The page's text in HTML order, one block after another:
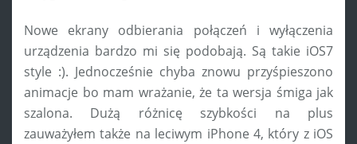
Nowe ekrany odbierania połączeń i wyłączenia
urządzenia bardzo mi się podobają. Są takie iOS7
style :). Jednocześnie chyba znowu przyśpieszono
animacje bo mam wrażanie, że ta wersja śmiga jak
szalona. Dużą różnicę szybkości na plus
zauważyłem także na leciwym iPhone 4, który z iOS